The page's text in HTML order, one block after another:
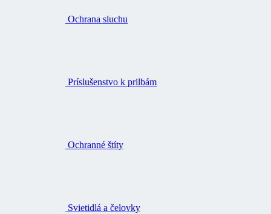
Ochrana sluchu
Príslušenstvo k prilbám
Ochranné štíty
Svietidlá a čelovky